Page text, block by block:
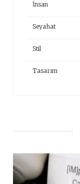
İnsan
Seyahat
Stil
Tasarım